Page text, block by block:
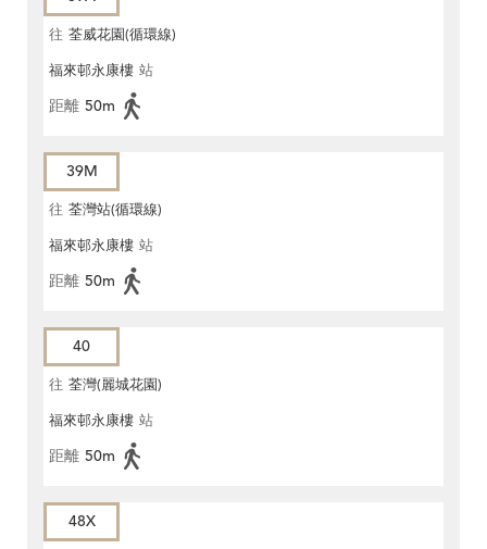
往 荃威花園(循環線)
福來邨永康樓 站
距離 50m
39M
往 荃灣站(循環線)
福來邨永康樓 站
距離 50m
40
往 荃灣(麗城花園)
福來邨永康樓 站
距離 50m
48X